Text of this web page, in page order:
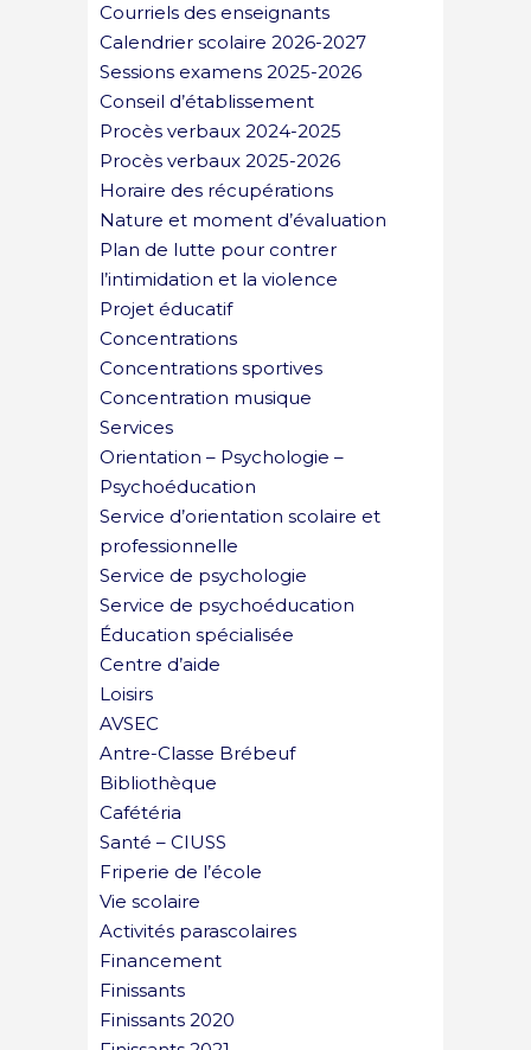
Courriels des enseignants
Calendrier scolaire 2026-2027
Sessions examens 2025-2026
Conseil d’établissement
Procès verbaux 2024-2025
Procès verbaux 2025-2026
Horaire des récupérations
Nature et moment d’évaluation
Plan de lutte pour contrer
l’intimidation et la violence
Projet éducatif
Concentrations
Concentrations sportives
Concentration musique
Services
Orientation – Psychologie –
Psychoéducation
Service d’orientation scolaire et
professionnelle
Service de psychologie
Service de psychoéducation
Éducation spécialisée
Centre d’aide
Loisirs
AVSEC
Antre-Classe Brébeuf
Bibliothèque
Cafétéria
Santé – CIUSS
Friperie de l’école
Vie scolaire
Activités parascolaires
Financement
Finissants
Finissants 2020